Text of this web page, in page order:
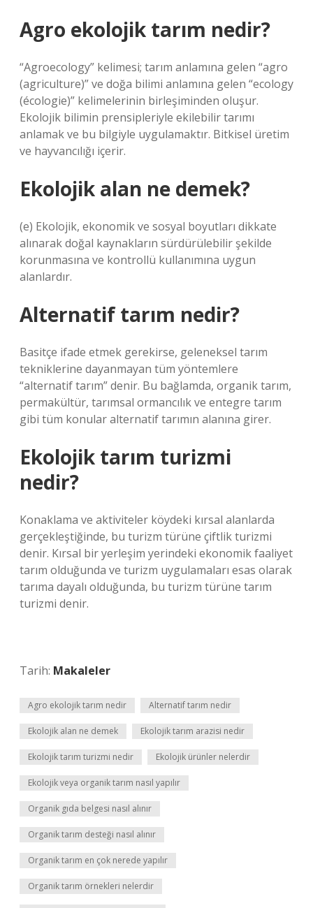
Agro ekolojik tarım nedir?
“Agroecology” kelimesi; tarım anlamına gelen “agro
(agriculture)” ve doğa bilimi anlamına gelen “ecology
(écologie)” kelimelerinin birleşiminden oluşur.
Ekolojik bilimin prensipleriyle ekilebilir tarımı
anlamak ve bu bilgiyle uygulamaktır. Bitkisel üretim
ve hayvancılığı içerir.
Ekolojik alan ne demek?
(e) Ekolojik, ekonomik ve sosyal boyutları dikkate
alınarak doğal kaynakların sürdürülebilir şekilde
korunmasına ve kontrollü kullanımına uygun
alanlardır.
Alternatif tarım nedir?
Basitçe ifade etmek gerekirse, geleneksel tarım
tekniklerine dayanmayan tüm yöntemlere
“alternatif tarım” denir. Bu bağlamda, organik tarım,
permakültür, tarımsal ormancılık ve entegre tarım
gibi tüm konular alternatif tarımın alanına girer.
Ekolojik tarım turizmi
nedir?
Konaklama ve aktiviteler köydeki kırsal alanlarda
gerçekleştiğinde, bu turizm türüne çiftlik turizmi
denir. Kırsal bir yerleşim yerindeki ekonomik faaliyet
tarım olduğunda ve turizm uygulamaları esas olarak
tarıma dayalı olduğunda, bu turizm türüne tarım
turizmi denir.
Tarih: Makaleler
Agro ekolojik tarım nedir Alternatif tarım nedir
Ekolojik alan ne demek Ekolojik tarım arazisi nedir
Ekolojik tarım turizmi nedir Ekolojik ürünler nelerdir
Ekolojik veya organik tarım nasıl yapılır
Organik gıda belgesi nasıl alınır
Organik tarım desteği nasıl alınır
Organik tarım en çok nerede yapılır
Organik tarım örnekleri nelerdir